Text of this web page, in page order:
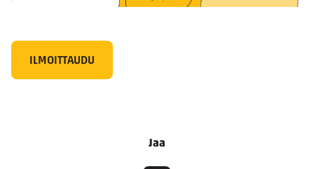
ILMOITTAUDU
Jaa